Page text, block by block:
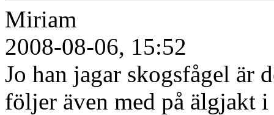
Miriam
2008-08-06, 15:52
Jo han jagar skogsfågel är
följer även med på älgjakt